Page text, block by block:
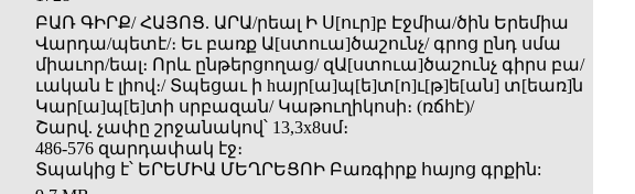
ԲԱՌ ԳԻՐՔ/ ՀԱՅՈՑ. ԱՐԱ/րեալ Ի Ս[ուր]բ Էջմիա­/ծին Երեմիա
Վարդա/պետէ/։ Եւ բառք Ա[ստուա]ծաշունչ/ գրոց ընդ սմա
միաւոր/եալ։ Որև ընթերցողաց/ զԱ[ստուա]ծաշունչ գիրս բա/
ւական է լիով։/ Տպեցաւ ի hայր[ա]պ[ե]տ[ո]ւ[թ]ե[ան] տ[եառ]ն
Կար[ա]պ[ե]տի սրբազան/ Կաթուղիկոսի։ (ռճհէ)/
Շարվ. չափը շրջանակով՝ 13,3x8սմ։
486-576 զարդափակ էջ։
Տպակից է՝ ԵՐԵՄԻԱ ՄԵՂՐԵՑՈԻ Բառգիրք հայոց գրքին: